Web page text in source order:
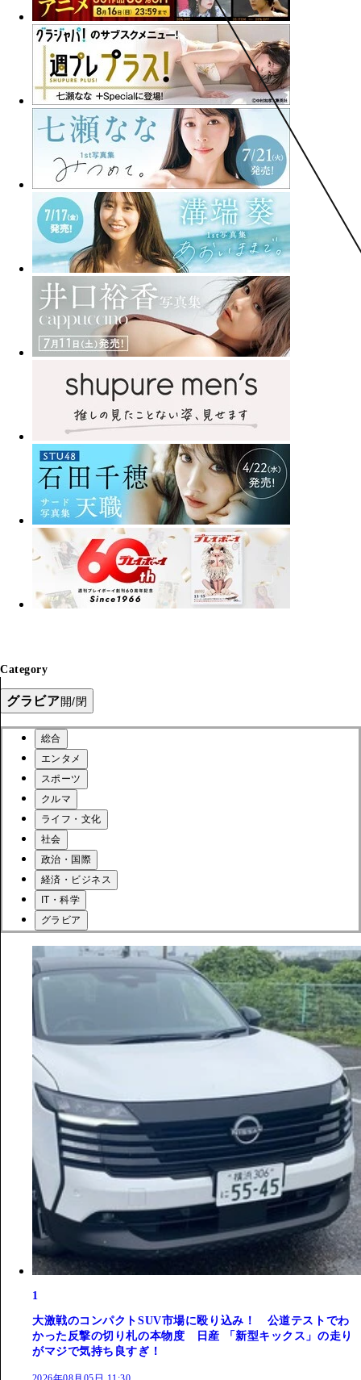
Category
グラビア開/閉
総合
エンタメ
スポーツ
クルマ
ライフ・文化
社会
政治・国際
経済・ビジネス
IT・科学
グラビア
1
大激戦のコンパクトSUV市場に殴り込み！ 公道テストでわ
かった反撃の切り札の本物度 日産 「新型キックス」の走り
がマジで気持ち良すぎ！